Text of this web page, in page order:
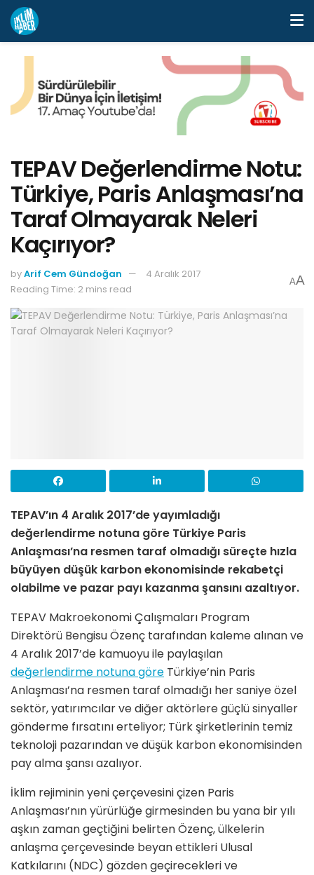
TEPAV Değerlendirme Notu:
Türkiye, Paris Anlaşması’na
Taraf Olmayarak Neleri
Kaçırıyor?
byArif Cem Gündoğan
4 Aralık 2017
Reading Time: 2 mins read
AA
TEPAV’ın 4 Aralık 2017’de yayımladığı
değerlendirme notuna göre Türkiye Paris
Anlaşması’na resmen taraf olmadığı süreçte hızla
büyüyen düşük karbon ekonomisinde rekabetçi
olabilme ve pazar payı kazanma şansını azaltıyor.
TEPAV Makroekonomi Çalışmaları Program
Direktörü Bengisu Özenç tarafından kaleme alınan ve
4 Aralık 2017’de kamuoyu ile paylaşılan
değerlendirme notuna göre Türkiye’nin Paris
Anlaşması’na resmen taraf olmadığı her saniye özel
sektör, yatırımcılar ve diğer aktörlere güçlü sinyaller
gönderme fırsatını erteliyor; Türk şirketlerinin temiz
teknoloji pazarından ve düşük karbon ekonomisinden
pay alma şansı azalıyor.
İklim rejiminin yeni çerçevesini çizen Paris
Anlaşması’nın yürürlüğe girmesinden bu yana bir yılı
aşkın zaman geçtiğini belirten Özenç, ülkelerin
anlaşma çerçevesinde beyan ettikleri Ulusal
Katkılarını (NDC) gözden geçirecekleri ve